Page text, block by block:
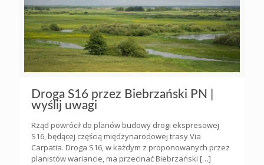
Droga S16 przez Biebrzański PN |
wyślij uwagi
Rząd powrócił do planów budowy drogi ekspresowej
S16, będącej częścią międzynarodowej trasy Via
Carpatia. Droga S16, w każdym z proponowanych przez
planistów wariancie, ma przecinać Biebrzański […]